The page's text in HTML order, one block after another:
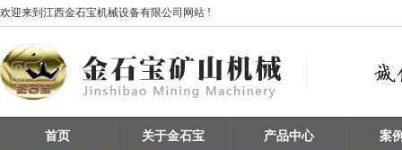
欢迎来到江西金石宝机械设备有限公司网站 !
首页 关于金石宝 产品中心 案